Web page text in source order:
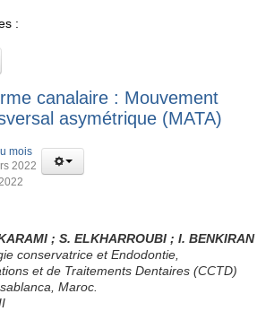
:
canalaire : Mouvement
asymétrique (MATA)
mois
2022
; S. ELKHARROUBI ; I. BENKIRAN
conservatrice et Endodontie,
et de Traitements Dentaires (CCTD)
Maroc.